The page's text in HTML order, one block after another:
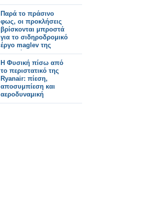
Παρά το πράσινο
φως, οι προκλήσεις
βρίσκονται μπροστά
για το σιδηροδρομικό
έργο maglev της
Ιαπωνίας.
Η Φυσική πίσω από
το περιστατικό της
Ryanair: πίεση,
αποσυμπίεση και
αεροδυναμική